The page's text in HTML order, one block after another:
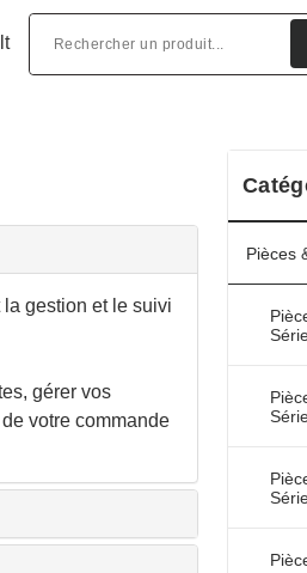
gestion et le suivi
gérer vos
votre commande
Pièces